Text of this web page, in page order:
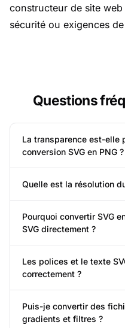
constructeur de site
sécurité ou exigences
Questions
La transparence est-elle
conversion SVG en PNG ?
Quelle est la résolution
Pourquoi convertir SVG
SVG directement ?
Les polices et le texte
correctement ?
Puis-je convertir des
gradients et filtres ?